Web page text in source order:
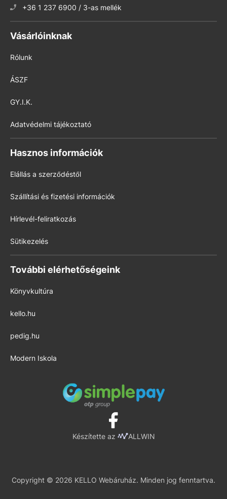
+36 1 237 6900 / 3-as mellék
Vásárlóinknak
Rólunk
ÁSZF
GY.I.K.
Adatvédelmi tájékoztató
Hasznos információk
Elállás a szerződéstől
Szállítási és fizetési információk
Hírlevél-feliratkozás
Sütikezelés
További elérhetőségeink
Könyvkultúra
kello.hu
pedig.hu
Modern Iskola
Készítette az ALLWIN
Copyright © 2026 KELLO Webáruház. Minden jog fenntartva.